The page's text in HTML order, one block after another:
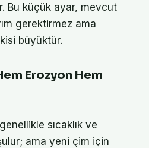
Bu küçük ayar, mevcut
gerektirmez ama
büyüktür.
Erozyon Hem
sıcaklık ve
ama yeni çim için